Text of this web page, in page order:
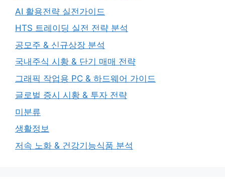
AI 활용전략 실전가이드
HTS 트레이딩 실전 전략 분석
공모주 & 신규상장 분석
국내주식 시황 & 단기 매매 전략
그래픽 작업용 PC & 하드웨어 가이드
글로벌 증시 시황 & 투자 전략
미분류
생활정보
저속 노화 & 건강기능식품 분석